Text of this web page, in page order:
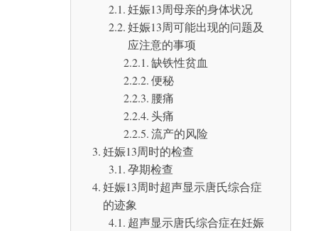
妊娠13周母亲的身体状况
妊娠13周可能出现的问题及
应注意的事项
缺铁性贫血
便秘
腰痛
头痛
流产的风险
妊娠13周时的检查
孕期检查
妊娠13周时超声显示唐氏综合症
的迹象
超声显示唐氏综合症在妊娠